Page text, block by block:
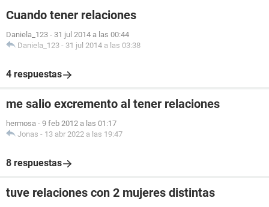
Cuando tener relaciones
Daniela_123 - 31 jul 2014 a las 00:44
Daniela_123 - 31 jul 2014 a las 03:38
4 respuestas
me salio excremento al tener relaciones
hermosa - 9 feb 2012 a las 01:17
Jonas - 13 abr 2022 a las 19:47
8 respuestas
tuve relaciones con 2 mujeres distintas